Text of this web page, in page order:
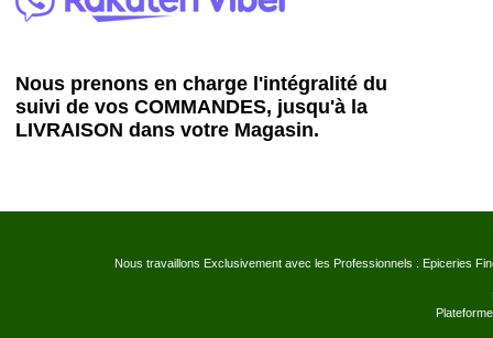
Nous prenons en charge l'intégralité du
suivi de vos COMMANDES, jusqu'à la
LIVRAISON dans votre Magasin.
Nous travaillons Exclusivement avec les Professionnels : Epiceries